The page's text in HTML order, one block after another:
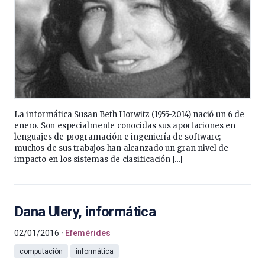
La informática Susan Beth Horwitz (1955-2014) nació un 6 de
enero. Son especialmente conocidas sus aportaciones en
lenguajes de programación e ingeniería de software;
muchos de sus trabajos han alcanzado un gran nivel de
impacto en los sistemas de clasificación […]
Dana Ulery, informática
02/01/2016 Efemérides
computación informática